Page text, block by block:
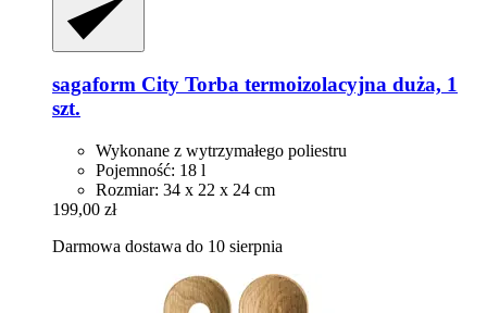
sagaform City Torba termoizolacyjna duża, 1
szt.
Wykonane z wytrzymałego poliestru
Pojemność: 18 l
Rozmiar: 34 x 22 x 24 cm
199,00 zł
Darmowa dostawa do 10 sierpnia